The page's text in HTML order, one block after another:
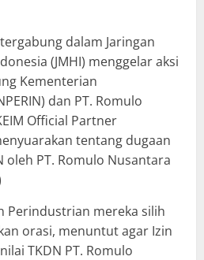
dalam Jaringan
(JMHI) menggelar aksi
Kementerian
dan PT. Romulo
Official Partner
tentang dugaan
oleh PT. Romulo Nusantara
Perindustrian mereka silih
orasi, menuntut agar Izin
TKDN PT. Romulo